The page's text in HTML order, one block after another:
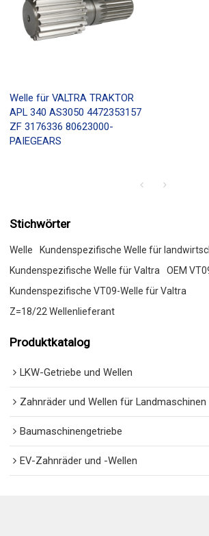
Welle für VALTRA TRAKTOR
APL 340 AS3050 4472353157
ZF 3176336 80623000-
PAIEGEARS
Stichwörter
Welle
Kundenspezifische Welle für
Kundenspezifische Welle für Valtra
OEM
Kundenspezifische VT09-Welle für Valtra
Z=18/22 Wellenlieferant
Produktkatalog
LKW-Getriebe und Wellen
Zahnräder und Wellen für Landmaschinen
Baumaschinengetriebe
EV-Zahnräder und -Wellen